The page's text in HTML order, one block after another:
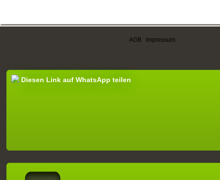
AGB Impressum
Diesen Link auf WhatsApp teilen